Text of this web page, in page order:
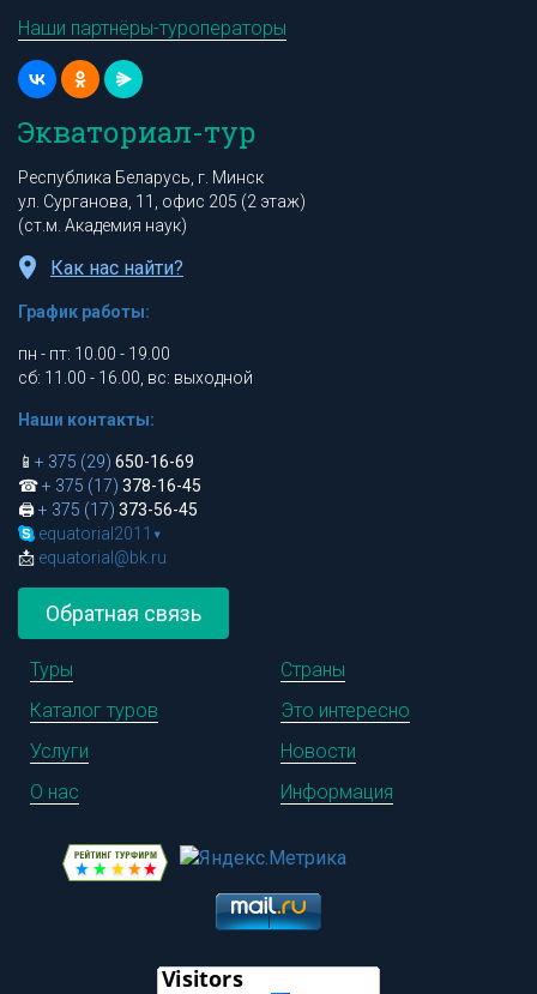
Наши партнёры-туроператоры
Экваториал-тур
Республика Беларусь, г. Минск
ул. Сурганова, 11, офис 205 (2 этаж)
(ст.м. Академия наук)
Как нас найти?
График работы:
пн - пт: 10.00 - 19.00
сб: 11.00 - 16.00, вс: выходной
Наши контакты:
📱 + 375 (29) 650-16-69
☎+ 375 (17) 378-16-45
🖨+ 375 (17) 373-56-45
equatorial2011 ▾
📩 equatorial@bk.ru
Обратная связь
Туры
Страны
Каталог туров
Это интересно
Услуги
Новости
О нас
Информация